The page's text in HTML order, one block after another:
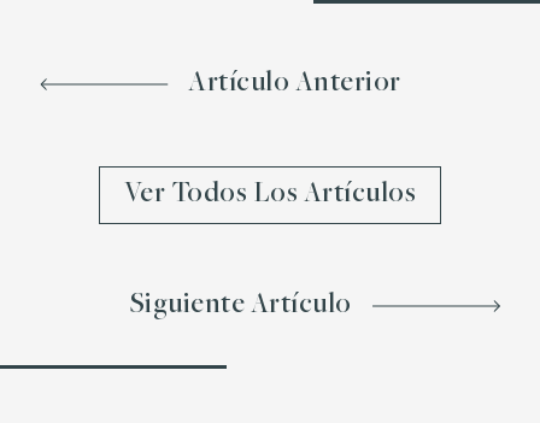
Artículo Anterior
Ver Todos Los Artículos
Siguiente Artículo